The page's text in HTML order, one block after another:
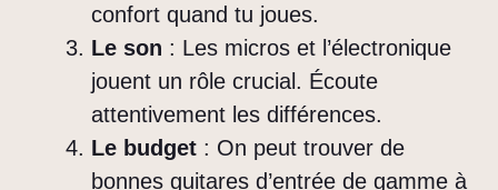
confort quand tu joues.
Le son : Les micros et l’électronique
jouent un rôle crucial. Écoute
attentivement les différences.
Le budget : On peut trouver de
bonnes guitares d’entrée de gamme à